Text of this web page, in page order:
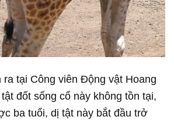
tại Công viên Động vật Hoang
đốt sống cổ này không tồn tại,
ba tuổi, dị tật này bắt đầu trở